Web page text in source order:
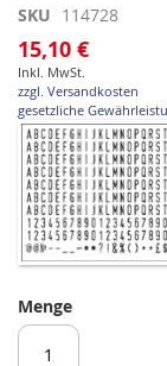
Zum
Anfang
der
Bildgalerie
springen
SKU 114728
15,10 €
Inkl. MwSt.
zzgl. Versandkosten
gesetzliche
Menge